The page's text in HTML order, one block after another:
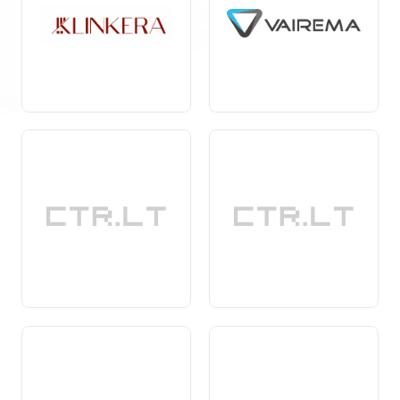
apsaugotanuo nepageidaujamų įsibrovimų.
leidžiantys pritaikyti juos prie jūsų namų dizaino.
suprojektuoti vartai gali
užtikrintigeresnę šilumos